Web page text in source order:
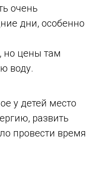
очень
дни, особенно
но цены там
воду.
у детей место
развить
провести время